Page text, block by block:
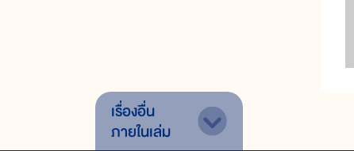
เรื่องอื่น
ภายในเล่ม